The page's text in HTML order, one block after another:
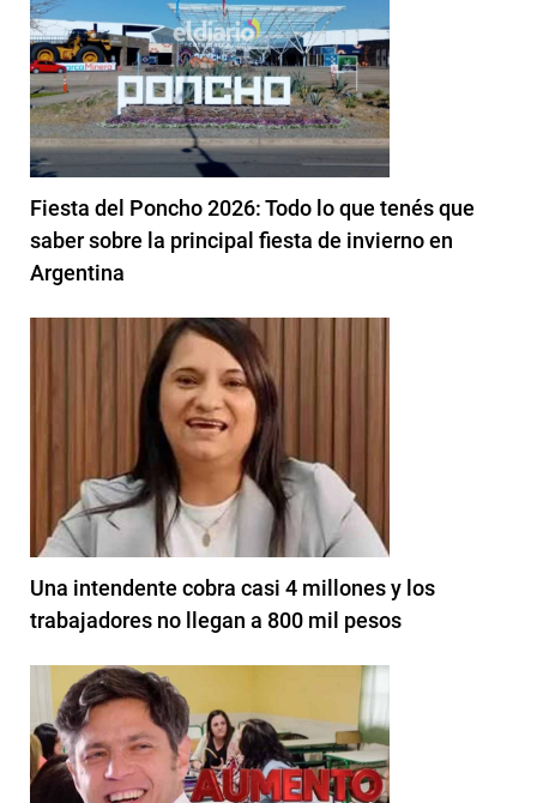
Fiesta del Poncho 2026: Todo lo que tenés que
saber sobre la principal fiesta de invierno en
Argentina
Una intendente cobra casi 4 millones y los
trabajadores no llegan a 800 mil pesos